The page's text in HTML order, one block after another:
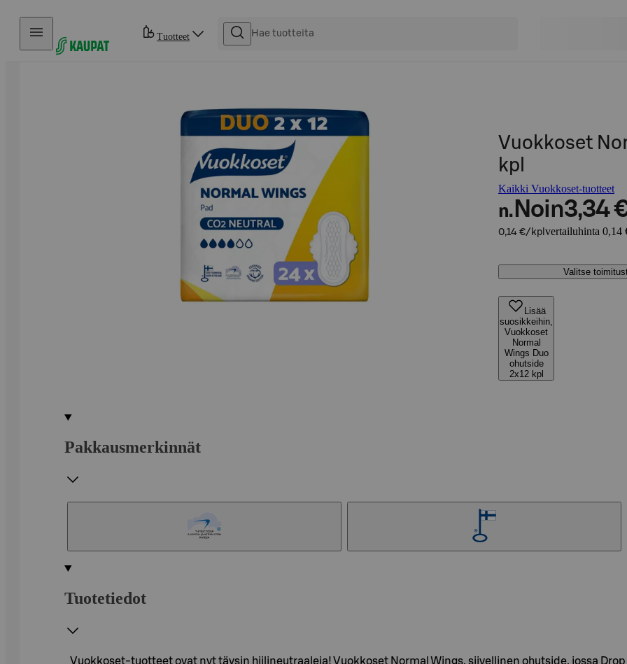
Hyppää sisältöön
Tuotteet
Vuokkoset
kpl
Kaikki Vuokkoset-tuotteet
n. Noin3,34
0,14 €/kpl vertailuhinta 0,14
Valitse
Lisää
suosikkeihin,
Vuokkoset
Normal
Wings Duo
ohutside
2x12 kpl
Pakkausmerkinnät
Tuotetiedot
Vuokkoset-tuotteet ovat nyt täysin hiilineutraaleja! Vuokkoset Normal Wings, siivellinen ohutside, jossa